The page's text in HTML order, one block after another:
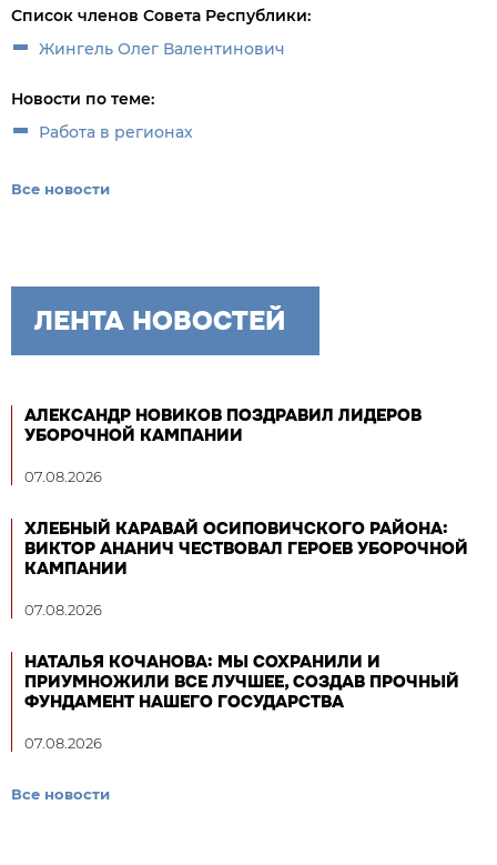
Список членов Совета Республики:
Жингель Олег Валентинович
Новости по теме:
Работа в регионах
Все новости
ЛЕНТА НОВОСТЕЙ
АЛЕКСАНДР НОВИКОВ ПОЗДРАВИЛ ЛИДЕРОВ
УБОРОЧНОЙ КАМПАНИИ
07.08.2026
ХЛЕБНЫЙ КАРАВАЙ ОСИПОВИЧСКОГО РАЙОНА:
ВИКТОР АНАНИЧ ЧЕСТВОВАЛ ГЕРОЕВ УБОРОЧНОЙ
КАМПАНИИ
07.08.2026
НАТАЛЬЯ КОЧАНОВА: МЫ СОХРАНИЛИ И
ПРИУМНОЖИЛИ ВСЕ ЛУЧШЕЕ, СОЗДАВ ПРОЧНЫЙ
ФУНДАМЕНТ НАШЕГО ГОСУДАРСТВА
07.08.2026
Все новости